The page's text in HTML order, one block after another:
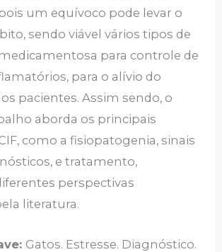
um equívoco pode levar o
sendo viável vários tipos de
para controle de
para o alívio do
pacientes. Assim sendo, o
aborda os principais
como a fisiopatogenia, sinais
e tratamento,
perspectivas
literatura.
Gatos. Estresse. Diagnóstico.